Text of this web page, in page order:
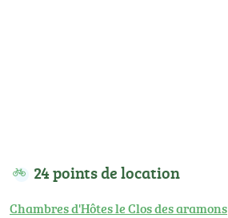
24 points de location
Chambres d'Hôtes le Clos des aramons